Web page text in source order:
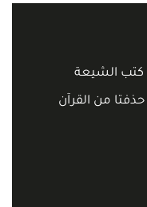
كتب الشيعة
حذفتا من القرآن